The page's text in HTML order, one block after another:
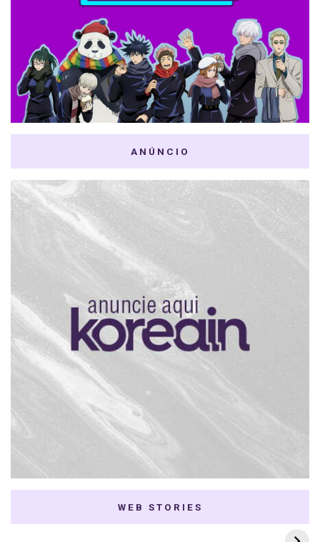
ANÚNCIO
WEB STORIES
7 K-dramas Enemies
to Lovers
Thai Dramas com
First e Khaotung